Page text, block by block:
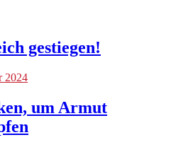
gestiegen!
2024
um Armut